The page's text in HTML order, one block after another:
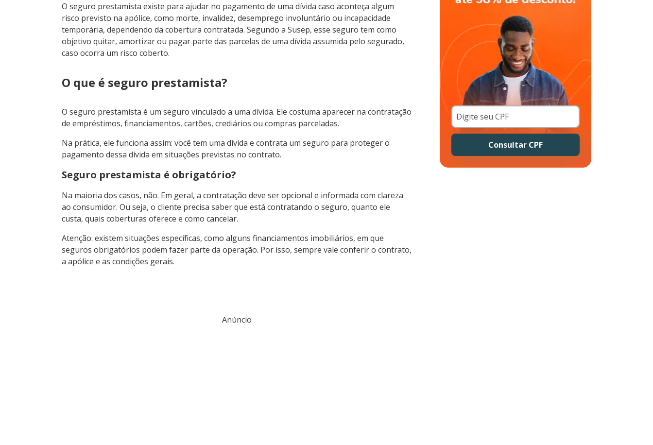
O seguro prestamista existe para ajudar no pagamento de uma dívida caso aconteça algum
risco previsto na apólice, como morte, invalidez, desemprego involuntário ou incapacidade
temporária, dependendo da cobertura contratada. Segundo a Susep, esse seguro tem como
objetivo quitar, amortizar ou pagar parte das parcelas de uma dívida assumida pelo segurado,
caso ocorra um risco coberto.
O que é seguro prestamista?
O seguro prestamista é um seguro vinculado a uma dívida. Ele costuma aparecer na contratação
de empréstimos, financiamentos, cartões, crediários ou compras parceladas.
Na prática, ele funciona assim: você tem uma dívida e contrata um seguro para proteger o
pagamento dessa dívida em situações previstas no contrato.
Seguro prestamista é obrigatório?
Na maioria dos casos, não. Em geral, a contratação deve ser opcional e informada com clareza
ao consumidor. Ou seja, o cliente precisa saber que está contratando o seguro, quanto ele
custa, quais coberturas oferece e como cancelar.
Atenção: existem situações específicas, como alguns financiamentos imobiliários, em que
seguros obrigatórios podem fazer parte da operação. Por isso, sempre vale conferir o contrato,
a apólice e as condições gerais.
Anúncio
Consultar CPF